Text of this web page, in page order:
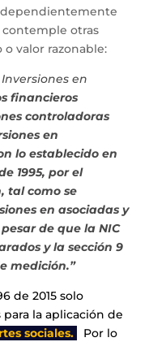
contemple otras
valor razonable:
Inversiones en
financieros
controladoras
en
lo establecido en
1995, por el
tal como se
en asociadas y
de que la NIC
y la sección 9
medición.”
de 2015 solo
la aplicación de
sociales.
Por lo